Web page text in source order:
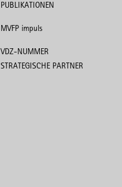
PUBLIKATIONEN
MVFP impuls
VDZ-NUMMER
STRATEGISCHE PARTNER